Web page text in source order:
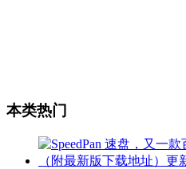
本类热门